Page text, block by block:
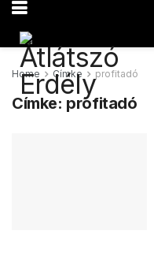
Home Címke profitadó
Címke: profitadó